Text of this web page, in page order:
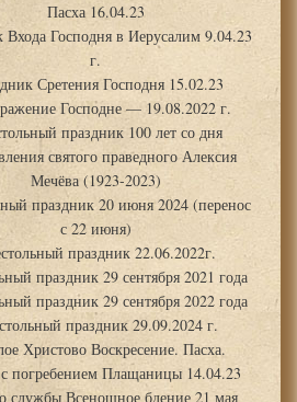
Пасха 16.04.23
Входа Господня в Иерусалим 9.04.23
г.
Сретения Господня 15.02.23
Господне — 19.08.2022 г.
праздник 100 лет со дня
святого праведного Алексия
Мечёва (1923-2023)
праздник 20 июня 2024 (перенос
с 22 июня)
праздник 22.06.2022г.
праздник 29 сентября 2021 года
праздник 29 сентября 2022 года
праздник 29.09.2024 г.
Христово Воскресение. Пасха.
погребением Плащаницы 14.04.23
службы Всенощное бдение 21 мая